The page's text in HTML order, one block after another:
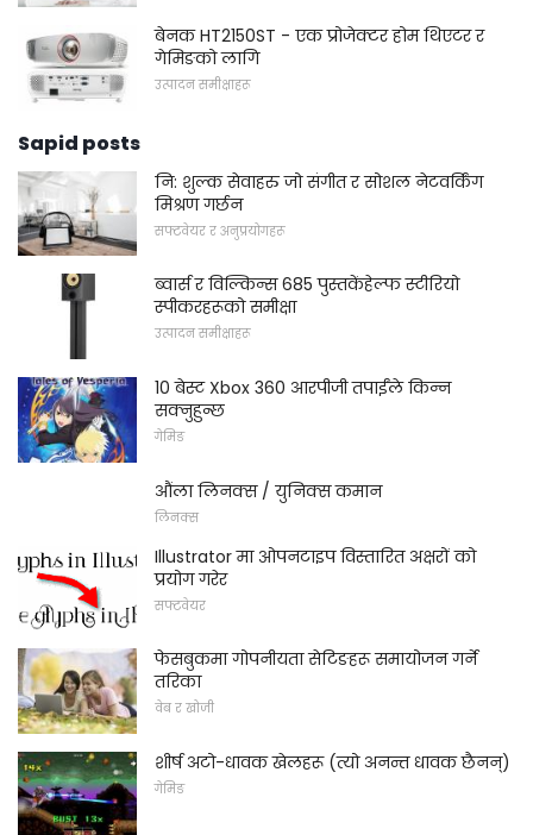
बेनक HT2150ST - एक प्रोजेक्टर होम थिएटर र
गेमिङको लागि
उत्पादन समीक्षाहरू
Sapid posts
नि: शुल्क सेवाहरु जो संगीत र सोशल नेटवर्किंग
मिश्रण गर्छन
सफ्टवेयर र अनुप्रयोगहरू
ब्वार्स र विल्किन्स 685 पुस्तकेंहेल्फ स्टीरियो
स्पीकरहरूको समीक्षा
उत्पादन समीक्षाहरू
10 बेस्ट Xbox 360 आरपीजी तपाईंले किन्न
सक्नुहुन्छ
गेमिङ
औंला लिनक्स / युनिक्स कमान
लिनक्स
Illustrator मा ओपनटाइप विस्तारित अक्षरों को
प्रयोग गरेर
सफ्टवेयर
फेसबुकमा गोपनीयता सेटिङहरू समायोजन गर्ने
तरिका
वेब र खोजी
शीर्ष अटो-धावक खेलहरू (त्यो अनन्त धावक छैनन्)
गेमिङ